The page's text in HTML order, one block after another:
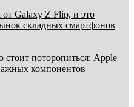
от Galaxy Z Flip, и это
складных смартфонов
стоит поторопиться: Apple
компонентов